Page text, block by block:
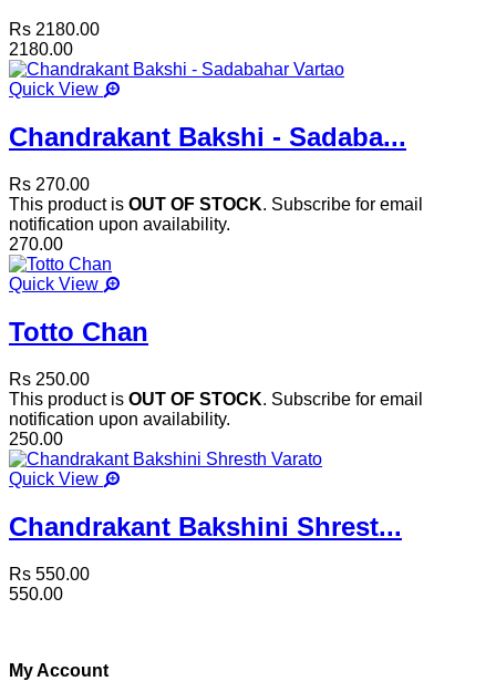
Rs 2180.00
2180.00
Quick View
Chandrakant Bakshi - Sadaba...
Rs 270.00
This product is OUT OF STOCK. Subscribe for email
notification upon availability.
270.00
Quick View
Totto Chan
Rs 250.00
This product is OUT OF STOCK. Subscribe for email
notification upon availability.
250.00
Quick View
Chandrakant Bakshini Shrest...
Rs 550.00
550.00
My Account